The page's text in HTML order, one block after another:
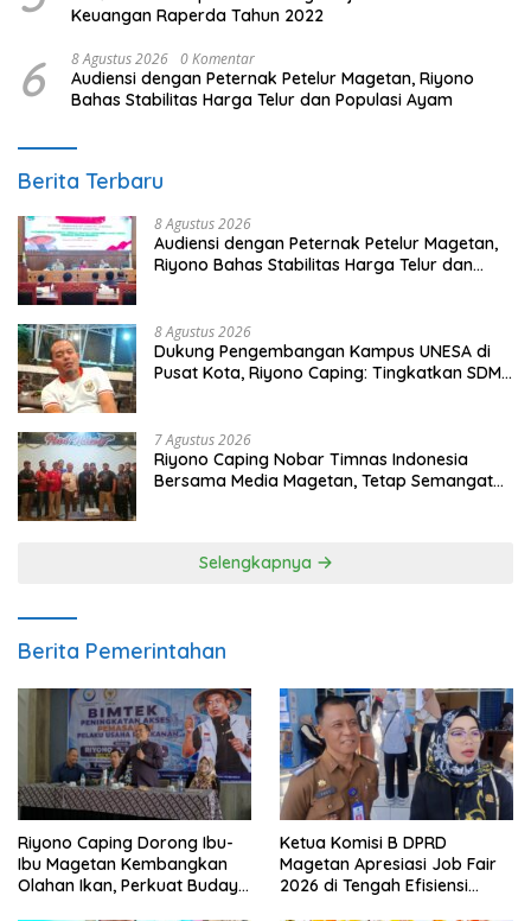
Keuangan Raperda Tahun 2022
6 8 Agustus 2026 0 Komentar
Audiensi dengan Peternak Petelur Magetan, Riyono
Bahas Stabilitas Harga Telur dan Populasi Ayam
Berita Terbaru
8 Agustus 2026
Audiensi dengan Peternak Petelur Magetan,
Riyono Bahas Stabilitas Harga Telur dan
8 Agustus 2026
Dukung Pengembangan Kampus UNESA di
Pusat Kota, Riyono Caping: Tingkatkan SDM
7 Agustus 2026
Riyono Caping Nobar Timnas Indonesia
Bersama Media Magetan, Tetap Semangat
Selengkapnya
Berita Pemerintahan
Riyono Caping Dorong Ibu-
Ibu Magetan Kembangkan
Olahan Ikan, Perkuat Budaya
Ketua Komisi B DPRD
Magetan Apresiasi Job Fair
2026 di Tengah Efisiensi